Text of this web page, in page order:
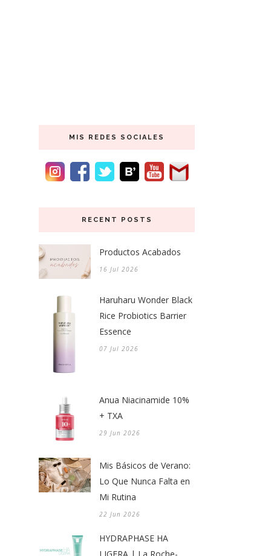
MIS REDES SOCIALES
RECENT POSTS
Productos Acabados
16 Jul 2026
Haruharu Wonder Black
Rice Probiotics Barrier
Essence
07 Jul 2026
Anua Niacinamide 10%
+ TXA
29 Jun 2026
Mis Básicos de Verano:
Lo Que Nunca Falta en
Mi Rutina
22 Jun 2026
HYDRAPHASE HA
LIGERA | La Roche-